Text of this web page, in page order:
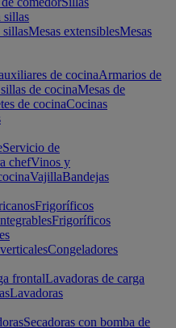
sillas
sillasMesas extensiblesMesas
de cocinaArmarios de
de cocinaMesas de
de cocinaCocinas
Servicio de
chefVinos y
VajillaBandejas
Frigoríficos
Frigoríficos
Congeladores
frontalLavadoras de carga
Lavadoras
Secadoras con bomba de